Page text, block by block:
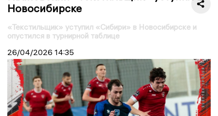
Новосибирске
«Текстильщик» уступил «Сибири» в Новосибирске и
опустился в турнирной таблице
26/04/2026 14:35